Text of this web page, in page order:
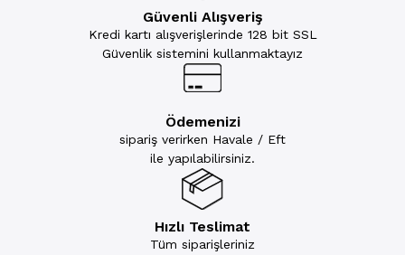
Güvenli Alışveriş
Kredi kartı alışverişlerinde 128 bit SSL
Güvenlik sistemini kullanmaktayız
Ödemenizi
sipariş verirken Havale / Eft
ile yapılabilirsiniz.
Hızlı Teslimat
Tüm siparişleriniz